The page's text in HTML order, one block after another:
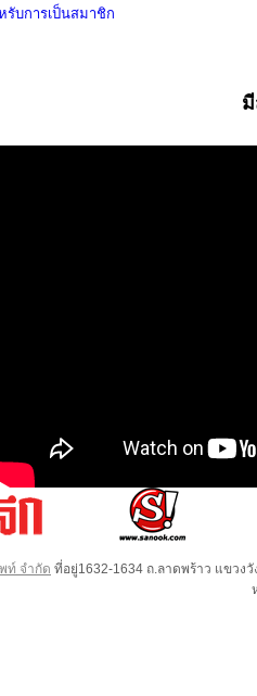
บการเป็นสมาชิก
ท์ จำกัด ที่อยู่1632-1634 ถ.ลาดพร้าว แขวง